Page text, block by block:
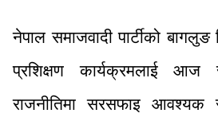
नेपाल समाजवादी पार्टीको
प्रशिक्षण कार्यक्रमलाई आज
राजनीतिमा सरसफाइ आवश्यक